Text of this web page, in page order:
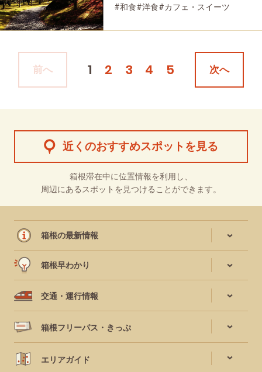
#和食#洋食#カフェ・スイーツ
#モデルコース#箱根湯本#紅葉
#日帰り温泉#温泉
#家族で
#友人グループで
#宿泊
前へ 1 2 3 4 5 次へ
近くのおすすめスポットを見る
箱根滞在中に位置情報を利用し、
周辺にあるスポットを見つけることができます。
箱根の最新情報
箱根早わかり
交通・運行情報
箱根フリーパス・きっぷ
エリアガイド